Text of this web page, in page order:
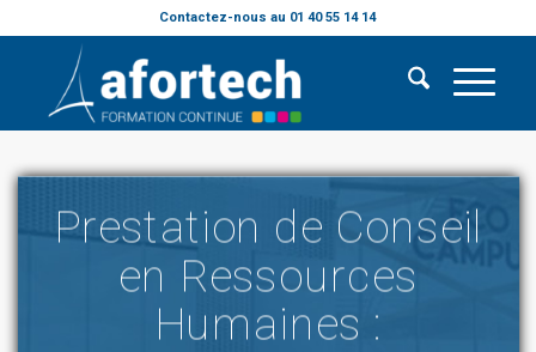
Contactez-nous au 01 40 55 14 14
Prestation de Conseil
en Ressources
Humaines :